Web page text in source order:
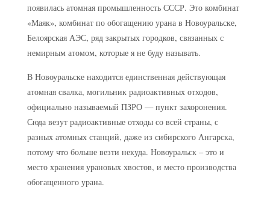
появилась атомная промышленность СССР. Это комбинат
«Маяк», комбинат по обогащению урана в Новоуральске,
Белоярская АЭС, ряд закрытых городков, связанных с
немирным атомом, которые я не буду называть.
В Новоуральске находится единственная действующая
атомная свалка, могильник радиоактивных отходов,
официально называемый ПЗРО — пункт захоронения.
Сюда везут радиоактивные отходы со всей страны, с
разных атомных станций, даже из сибирского Ангарска,
потому что больше везти некуда. Новоуральск – это и
место хранения урановых хвостов, и место производства
обогащенного урана.